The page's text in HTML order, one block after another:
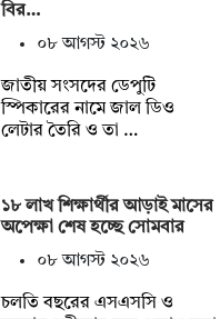
বির…
০৮ আগস্ট ২০২৬
জাতীয় সংসদের ডেপুটি
স্পিকারের নামে জাল ডিও
লেটার তৈরি ও তা …
১৮ লাখ শিক্ষার্থীর আড়াই মাসের
অপেক্ষা শেষ হচ্ছে সোমবার
০৮ আগস্ট ২০২৬
চলতি বছরের এসএসসি ও